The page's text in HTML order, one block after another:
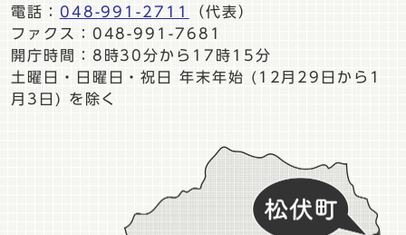
電話： 048-991-2711
（代表）
ファクス：048-991-7681
開庁時間：8時30分から17時15分
土曜日・日曜日・祝日 年末年始 (12月29日から1
月3日) を除く